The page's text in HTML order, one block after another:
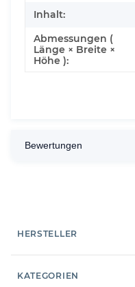
Inhalt:
Abmessungen (
Länge × Breite ×
Höhe ):
Bewertungen
HERSTELLER
KATEGORIEN